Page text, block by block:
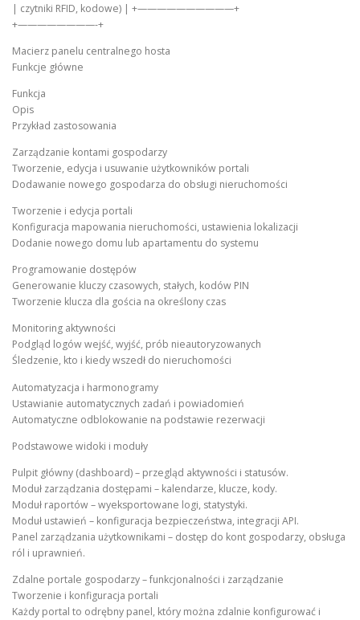
| czytniki RFID, kodowe) | +——————————+
+————————-+
Macierz panelu centralnego hosta
Funkcje główne
Funkcja
Opis
Przykład zastosowania
Zarządzanie kontami gospodarzy
Tworzenie, edycja i usuwanie użytkowników portali
Dodawanie nowego gospodarza do obsługi nieruchomości
Tworzenie i edycja portali
Konfiguracja mapowania nieruchomości, ustawienia lokalizacji
Dodanie nowego domu lub apartamentu do systemu
Programowanie dostępów
Generowanie kluczy czasowych, stałych, kodów PIN
Tworzenie klucza dla gościa na określony czas
Monitoring aktywności
Podgląd logów wejść, wyjść, prób nieautoryzowanych
Śledzenie, kto i kiedy wszedł do nieruchomości
Automatyzacja i harmonogramy
Ustawianie automatycznych zadań i powiadomień
Automatyczne odblokowanie na podstawie rezerwacji
Podstawowe widoki i moduły
Pulpit główny (dashboard) – przegląd aktywności i statusów.
Moduł zarządzania dostępami – kalendarze, klucze, kody.
Moduł raportów – wyeksportowane logi, statystyki.
Moduł ustawień – konfiguracja bezpieczeństwa, integracji API.
Panel zarządzania użytkownikami – dostęp do kont gospodarzy, obsługa
ról i uprawnień.
Zdalne portale gospodarzy – funkcjonalności i zarządzanie
Tworzenie i konfiguracja portali
Każdy portal to odrębny panel, który można zdalnie konfigurować i